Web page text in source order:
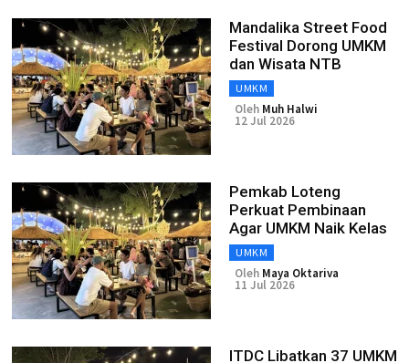
Mandalika Street Food
Festival Dorong UMKM
dan Wisata NTB
UMKM
Oleh Muh Halwi
12 Jul 2026
Pemkab Loteng
Perkuat Pembinaan
Agar UMKM Naik Kelas
UMKM
Oleh Maya Oktariva
11 Jul 2026
ITDC Libatkan 37 UMKM